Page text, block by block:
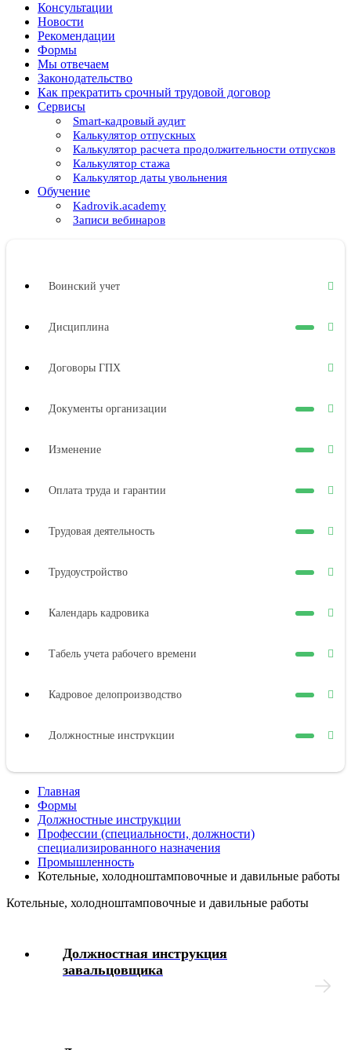
Консультации
Новости
Рекомендации
Формы
Мы отвечаем
Законодательство
Как прекратить срочный трудовой договор
Сервисы
Smart-кадровый аудит
Калькулятор отпускных
Калькулятор расчета продолжительности отпусков
Калькулятор стажа
Калькулятор даты увольнения
Обучение
Kadrovik.academy
Записи вебинаров
Воинский учет
Дисциплина
Договоры ГПХ
Документы организации
Изменение
Оплата труда и гарантии
Трудовая деятельность
Трудоустройство
Календарь кадровика
Табель учета рабочего времени
Кадровое делопроизводство
Должностные инструкции
Оплата труда
Представительные органы работников
Коллективный договор
Трудовой договор
Главная
Формы
Должностные инструкции
Профессии (специальности, должности)
специализированного назначения
Промышленность
Котельные, холодноштамповочные и давильные работы
Котельные, холодноштамповочные и давильные работы
Должностная инструкция
завальцовщика